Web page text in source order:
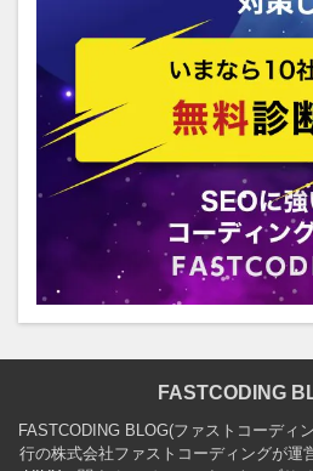
FASTCODING
FASTCODING BLOG(ファストコーディ
行の株式会社ファストコーディングが運